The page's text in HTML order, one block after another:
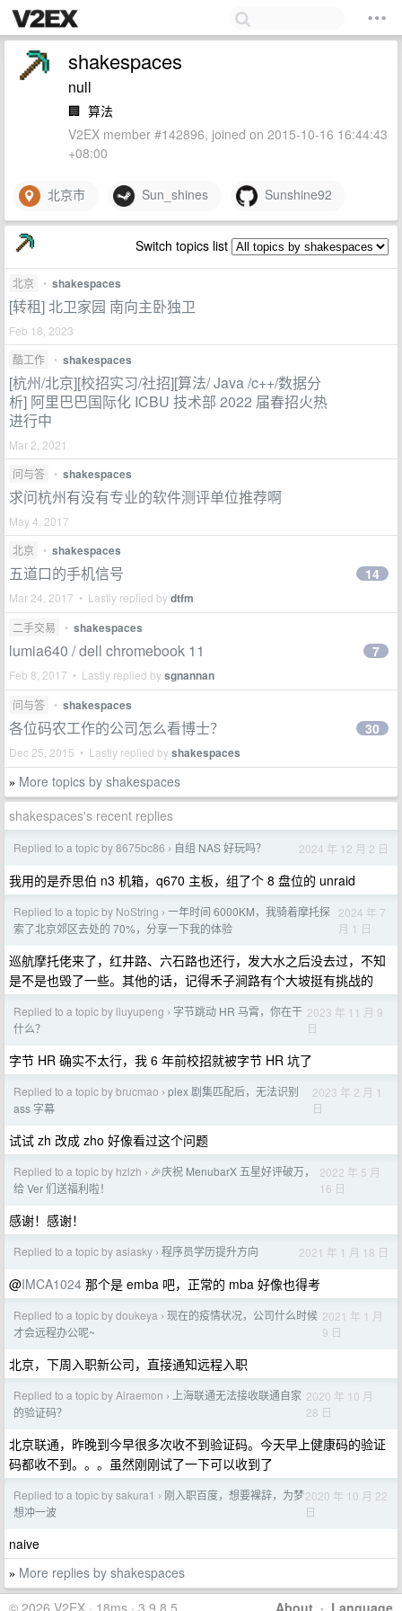
shakespaces
null
🏢 算法
V2EX member #142896, joined on 2015-10-16 16:44:43
+08:00
北京市 Sun_shines Sunshine92
Switch topics list
北京 • shakespaces
[转租] 北卫家园 南向主卧独卫
Feb 18, 2023
酷工作
• shakespaces
[杭州/北京][校招实习/社招][算法/ Java /c++/数据分
析] 阿里巴巴国际化 ICBU 技术部 2022 届春招火热
进行中
Mar 2, 2021
问与答
• shakespaces
求问杭州有没有专业的软件测评单位推荐啊
May 4, 2017
北京
• shakespaces
五道口的手机信号
Mar 24, 2017 • Lastly replied bydtfm
14
二手交易 • shakespaces
lumia640 / dell chromebook 11
Feb 8, 2017 • Lastly replied bysgnannan
7
问与答 • shakespaces
各位码农工作的公司怎么看博士？
Dec 25, 2015 • Lastly replied byshakespaces
30
» More topics by shakespaces
shakespaces's recent replies
Replied to a topic by 8675bc86 › 自组 NAS 好玩吗？ 2024 年 12 月 2 日
我用的是乔思伯 n3 机箱，q670 主板，组了个 8 盘位的 unraid
Replied to a topic by NoString › 一年时间 6000KM，我骑着摩托探
索了北京郊区去处的 70%，分享一下我的体验
2024 年 7
月 1 日
巡航摩托佬来了，红井路、六石路也还行，发大水之后没去过，不知
是不是也毁了一些。其他的话，记得禾子涧路有个大坡挺有挑战的
Replied to a topic by liuyupeng › 字节跳动 HR 马霄，你在干
什么？
2023 年 11 月 9
日
字节 HR 确实不太行，我 6 年前校招就被字节 HR 坑了
Replied to a topic by brucmao › plex 剧集匹配后，无法识别
ass 字幕
2023 年 2 月 1
日
试试 zh 改成 zho 好像看过这个问题
Replied to a topic by hzlzh › 🎉庆祝 MenubarX 五星好评破万，
给 Ver 们送福利啦！
2022 年 5 月
16 日
感谢！感谢！
Replied to a topic by asiasky › 程序员学历提升方向 2021 年 1 月 18 日
@IMCA1024 那个是 emba 吧，正常的 mba 好像也得考
Replied to a topic by doukeya › 现在的疫情状况，公司什么时候
才会远程办公呢~
2021 年 1 月
9 日
北京，下周入职新公司，直接通知远程入职
Replied to a topic by Alraemon ›
上海联通无法接收联通自家
的验证码？
2020 年 10 月
28 日
北京联通，昨晚到今早很多次收不到验证码。今天早上健康码的验证
码都收不到。。。虽然刚刚试了一下可以收到了
Replied to a topic by sakura1 › 刚入职百度，想要裸辞，为梦
想冲一波
2020 年 10 月 22
日
naive
» More replies by shakespaces
About · Language
© 2026 V2EX · 18ms · 3.9.8.5